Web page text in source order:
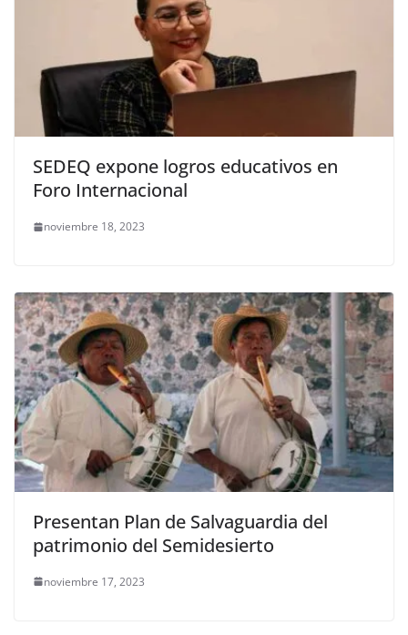
SEDEQ expone logros educativos en
Foro Internacional
noviembre 18, 2023
Presentan Plan de Salvaguardia del
patrimonio del Semidesierto
noviembre 17, 2023